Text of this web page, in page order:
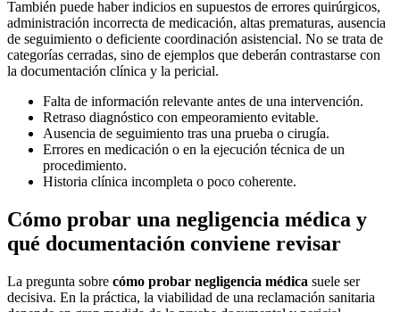
También puede haber indicios en supuestos de errores quirúrgicos,
administración incorrecta de medicación, altas prematuras, ausencia
de seguimiento o deficiente coordinación asistencial. No se trata de
categorías cerradas, sino de ejemplos que deberán contrastarse con
la documentación clínica y la pericial.
Falta de información relevante antes de una intervención.
Retraso diagnóstico con empeoramiento evitable.
Ausencia de seguimiento tras una prueba o cirugía.
Errores en medicación o en la ejecución técnica de un
procedimiento.
Historia clínica incompleta o poco coherente.
Cómo probar una negligencia médica y
qué documentación conviene revisar
La pregunta sobre cómo probar negligencia médica suele ser
decisiva. En la práctica, la viabilidad de una reclamación sanitaria